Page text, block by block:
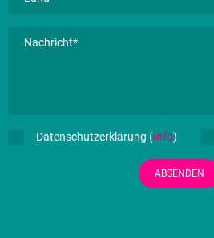
Datenschutzerklärung (Info)
ABSENDEN